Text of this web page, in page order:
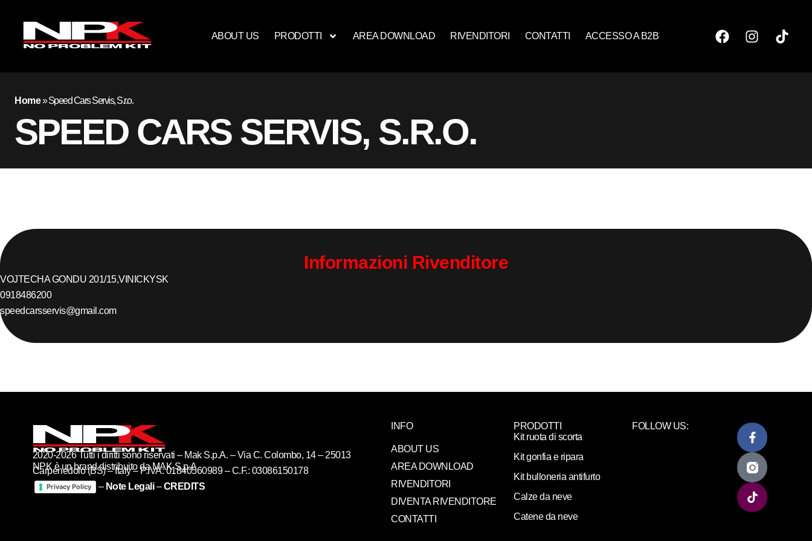
ABOUT US PRODOTTI AREA DOWNLOAD RIVENDITORI CONTATTI ACCESSO A B2B
Home»Speed Cars Servis, S.r.o.
SPEED CARS SERVIS, S.R.O.
Informazioni Rivenditore
VOJTECHA GONDU 201/15,VINICKYSK
0918486200
speedcarsservis@gmail.com
NPK è un brand distribuito da MAK S.p.A
2020-2026 Tutti i diritti sono riservati – Mak S.p.A. – Via C. Colombo, 14 – 25013
Carpenedolo (BS) – Italy – P.IVA: 01840560989 – C.F.: 03086150178
Privacy Policy – Note Legali–CREDITS
INFO
ABOUT US
AREA DOWNLOAD
RIVENDITORI
DIVENTA RIVENDITORE
CONTATTI
PRODOTTI
Kit ruota di scorta
Kit gonfia e ripara
Kit bulloneria antifurto
Calze da neve
Catene da neve
FOLLOW US: